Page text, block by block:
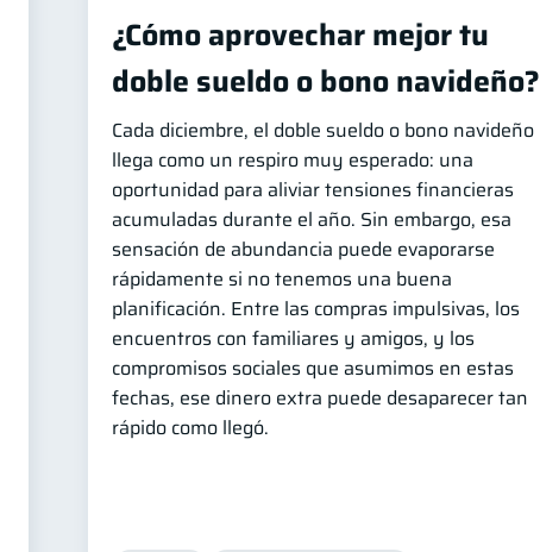
¿Cómo aprovechar mejor tu
doble sueldo o bono navideño?
Cada diciembre, el doble sueldo o bono navideño
llega como un respiro muy esperado: una
oportunidad para aliviar tensiones financieras
acumuladas durante el año. Sin embargo, esa
sensación de abundancia puede evaporarse
rápidamente si no tenemos una buena
planificación. Entre las compras impulsivas, los
encuentros con familiares y amigos, y los
compromisos sociales que asumimos en estas
fechas, ese dinero extra puede desaparecer tan
rápido como llegó.